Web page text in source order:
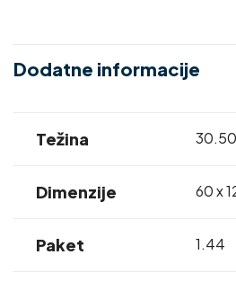
Dodatne informacije
Težina
Dimenzije 60 x
Paket 1.44